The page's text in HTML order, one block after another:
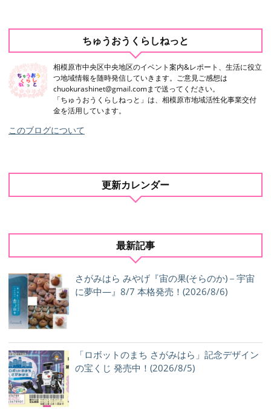
ちゅうおうくらしねっと
相模原市中央区中央地区のイベント案内&レポート、生活に役立
つ地域情報を随時発信していきます。ご意見ご感想は
chuokurashinet@gmail.comまで送ってください。
「ちゅうおうくらしねっと」は、相模原市地域活性化事業交付
金を活用しています。
このブログについて
更新カレンダー
最新記事
さがみはら みやげ『宙の果(そらのか)－宇宙
に夢中―』8/7 本格発売！(2026/8/6)
「ロボットのまち さがみはら」記念デザイン
の宝くじ 発売中！(2026/8/5)